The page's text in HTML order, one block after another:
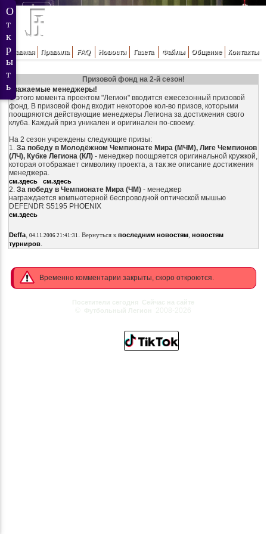
Главная Правила FAQ Новости Газета Файлы Общение Контакты
Призовой фонд на 2-й сезон!
Уважаемые менеджеры!
С этого момента проектом "Легион" вводится ежесезонный призовой
фонд. В призовой фонд входит некоторое кол-во призов, которыми
поощряются действующие менеджеры Легиона за достижения свого
клуба. Каждый приз уникален и оригинален по-своему.
На 2 сезон учреждены следующие призы:
1. За победу в Молодёжном Чемпионате Мира (МЧМ), Лиге Чемпионов
(ЛЧ), Кубке Легиона (КЛ)- менеджер поощряется оригинальной кружкой,
которая отображает символику проекта, а так же описание достижения
менеджера.
см.здесь см.здесь
2. За победу в Чемпионате Мира (ЧМ)- менеджер
награждается компьютерной беспроводной оптической мышью
DEFENDR S5195 PHOENIX
см.здесь
Deffa, 04.11.2006 21:41:31 . Вернуться к последним новостям, новостям
турниров.
Временно комментарии закрыты, скоро откроются.